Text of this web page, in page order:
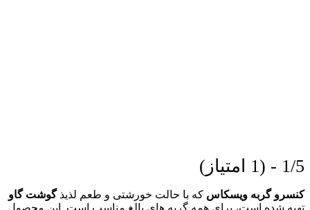
1/5 - (1 امتیاز)
کنسرو گربه ویسکاس که با حالت خورشتی و طعم لذیذ گوشت گاو
تهیه شده است، برای همه گربه های بالغ مناسب است. این محصول